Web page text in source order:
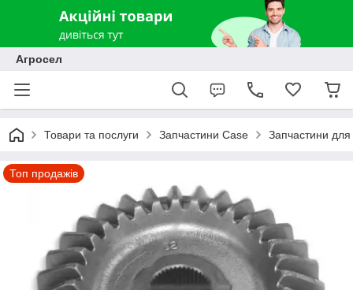
Агросел
Товари та послуги Запчастини Case Запчастини
Топ продажів